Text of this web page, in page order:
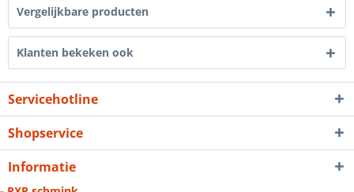
Vergelijkbare producten
Klanten bekeken ook
Servicehotline
Shopservice
Informatie